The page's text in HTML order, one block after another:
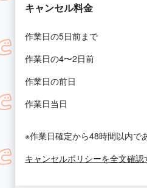
キャンセル料金
作業日の5日前まで
作業日の4〜2日前
作業日の前日
作業日当日
※作業日確定から48時間以内で
キャンセルポリシーを全文確認